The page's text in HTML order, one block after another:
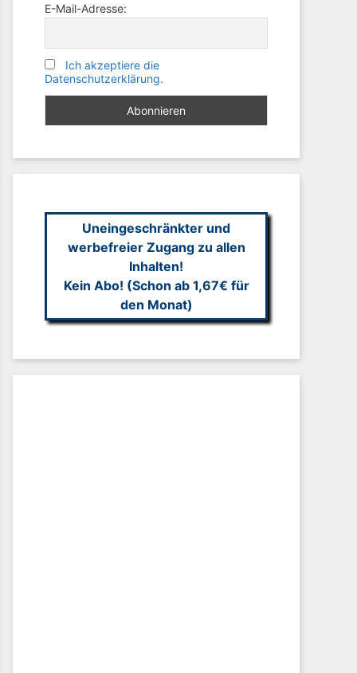
E-Mail-Adresse:
Ich akzeptiere die
Datenschutzerklärung.
Uneingeschränkter und
werbefreier Zugang zu allen
Inhalten!
Kein Abo! (Schon ab 1,67€ für
den Monat)